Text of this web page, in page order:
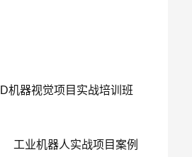
机器视觉项目实战培训班
工业机器人实战项目案例